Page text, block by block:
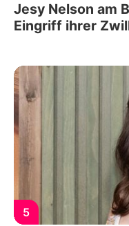
Jesy Nelson am
Eingriff ihrer
5